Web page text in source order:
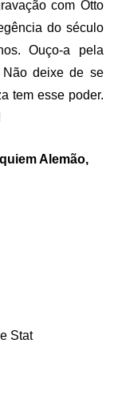
com Otto
do século
Ouço-a pela
deixe de se
tem esse poder.
Alemão,
Stat